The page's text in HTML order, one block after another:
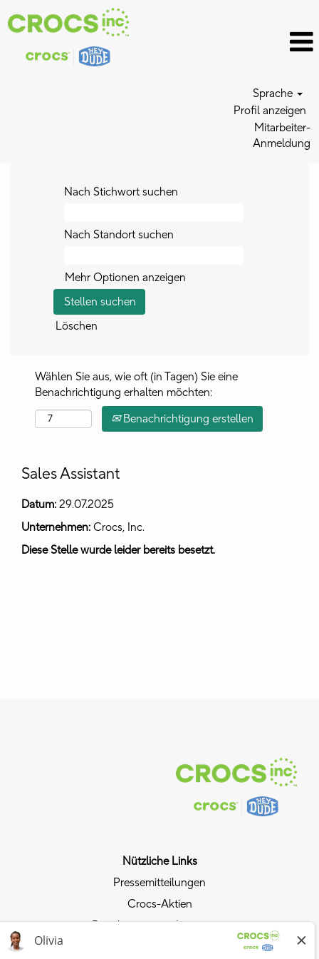
Sprache
Profil anzeigen
Mitarbeiter-
Anmeldung
Nach Stichwort suchen
Nach Standort suchen
Mehr Optionen anzeigen
Löschen
Wählen Sie aus, wie oft (in Tagen) Sie eine
Benachrichtigung erhalten möchten:
Benachrichtigung erstellen
Sales Assistant
Datum: 29.07.2025
Unternehmen: Crocs, Inc.
Diese Stelle wurde leider bereits besetzt.
Nützliche Links
Pressemitteilungen
Crocs-Aktien
Beziehungen mit Investoren